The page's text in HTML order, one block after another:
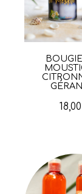
Aperçu